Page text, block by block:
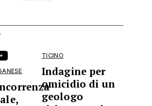
TICINO
Indagine per
omicidio di un
geologo